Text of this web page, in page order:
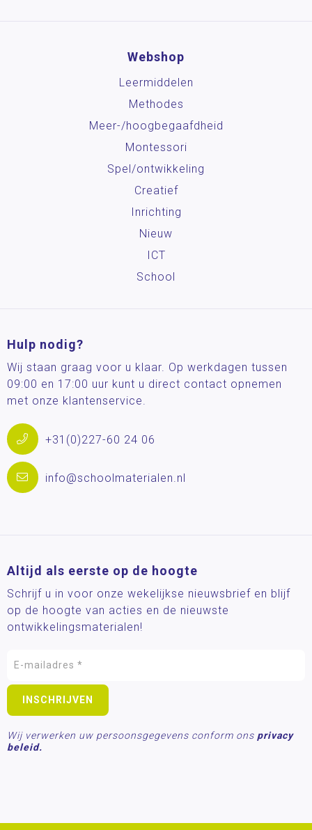
Webshop
Leermiddelen
Methodes
Meer-/hoog­begaafdheid
Montessori
Spel/ontwikkeling
Creatief
Inrichting
Nieuw
ICT
School
Hulp nodig?
Wij staan graag voor u klaar. Op werkdagen tussen
09:00 en 17:00 uur kunt u direct contact opnemen
met onze klantenservice.
+31(0)227-60 24 06
info@schoolmaterialen.nl
Altijd als eerste op de hoogte
Schrijf u in voor onze wekelijkse nieuwsbrief en blijf
op de hoogte van acties en de nieuwste
ontwikkelingsmaterialen!
Wij verwerken uw persoonsgegevens conform ons privacy
beleid.